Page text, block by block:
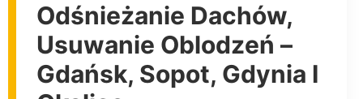
Odśnieżanie Dachów,
Usuwanie Oblodzeń –
Gdańsk, Sopot, Gdynia I